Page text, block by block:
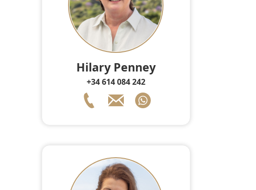
Hilary Penney
+34 614 084 242